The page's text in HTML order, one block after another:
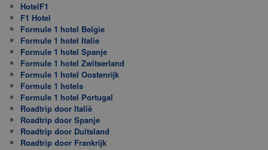
HotelF1
F1 Hotel
Formule 1 hotel Belgie
Formule 1 hotel Italie
Formule 1 hotel Spanje
Formule 1 hotel Zwitserland
Formule 1 hotel Oostenrijk
Formule 1 hotels
Formule 1 hotel Portugal
Roadtrip door Italië
Roadtrip door Spanje
Roadtrip door Duitsland
Roadtrip door Frankrijk